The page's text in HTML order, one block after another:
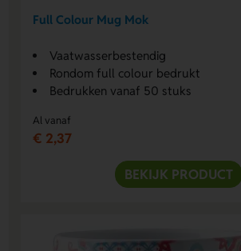
Full Colour Mug Mok
Vaatwasserbestendig
Rondom full colour bedrukt
Bedrukken vanaf 50 stuks
Al vanaf
€ 2,37
BEKIJK PRODUCT